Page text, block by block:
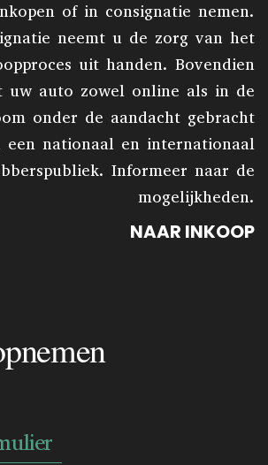
of in consignatie nemen.
neemt u de zorg van het
uit handen. Bovendien
uw auto zowel online als in de
onder de aandacht gebracht
een nationaal en internationaal
Informeer naar de
mogelijkheden.
NAAR INKOOP